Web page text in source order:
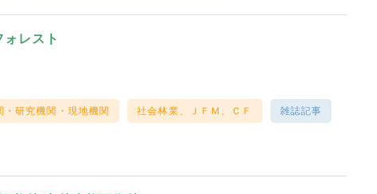
レスト
・研究機関・現地機関 社会林業、ＪＦＭ、ＣＦ 雑誌記事